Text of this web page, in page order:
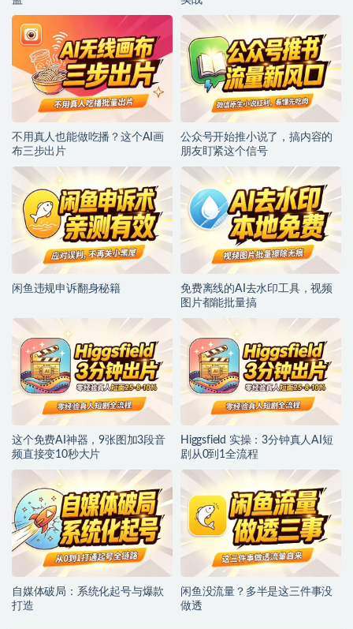
不用真人也能做吃播？这个AI画
布三步出片
公众号开始推小说了，搞内容的
朋友盯紧这个信号
闲鱼违规申诉翻身秘籍
免费离线的AI去水印工具，视频
图片都能批量搞
这个免费AI神器，9张图加3段音
频直接变10秒大片
Higgsfield 实操：3分钟真人AI短
剧从0到1全流程
自媒体破局：系统化起号与爆款
打造
闲鱼没流量？多半是这三件事没
做透